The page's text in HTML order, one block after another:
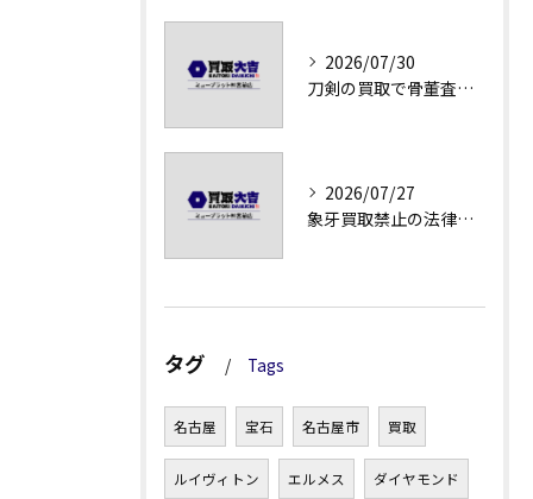
2026/07/30
刀剣の買取で骨董査定の注意点
2026/07/27
象牙買取禁止の法律と背景解説
タグ Tags
名古屋 宝石 名古屋市 買取
ルイヴィトン エルメス ダイヤモンド